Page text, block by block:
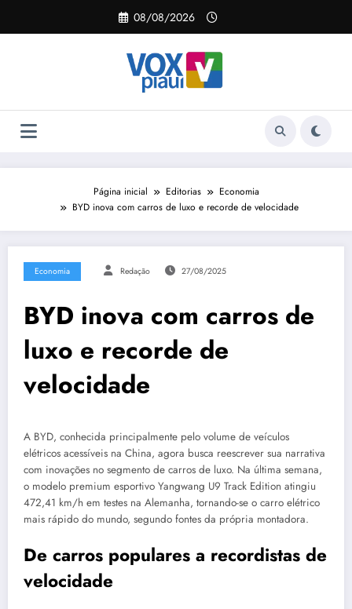
o
08/08/2026
Página inicial Editorias
Economia
BYD inova com carros de luxo e recorde de velocidade
Economia Redação 27/08/2025
BYD inova com carros de
luxo e recorde de
velocidade
A BYD, conhecida principalmente pelo volume de veículos
elétricos acessíveis na China, agora busca reescrever sua narrativa
com inovações no segmento de carros de luxo. Na última semana,
o modelo premium esportivo Yangwang U9 Track Edition atingiu
472,41 km/h em testes na Alemanha, tornando-se o carro elétrico
mais rápido do mundo, segundo fontes da própria montadora.
De carros populares a recordistas de
velocidade